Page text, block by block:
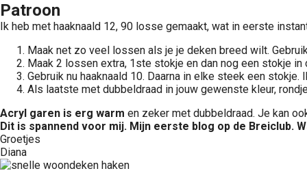
Patroon
Ik heb met haaknaald 12, 90 losse gemaakt, wat in eerste
Maak net zo veel lossen als je je deken breed wilt.
Maak 2 lossen extra, 1ste stokje en dan nog een stokje
Gebruik nu haaknaald 10. Daarna in elke steek een
Als laatste met dubbeldraad in jouw gewenste kleur,
Acryl garen is erg warm en zeker met dubbeldraad. Je kan
Dit is spannend voor mij. Mijn eerste blog op de Breiclub.
Groetjes
Diana